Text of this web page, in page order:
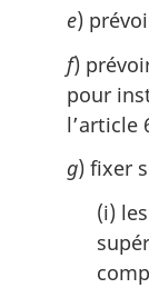
e)
f)
pour
l’article
g) fixer
(i)